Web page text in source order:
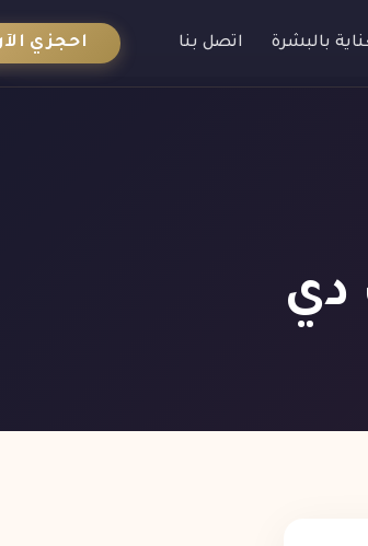
بالبشرة اتصل بنا احجزي
دي